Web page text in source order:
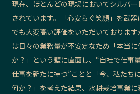
現在、ほとんどの現場においてシルバ
されています。「心安らぐ笑顔」を武器
でも大変高い評価をいただいておりま
は日々の業務量が不安定なため「本当
か？」という壁に直面し、“自社で仕事
仕事を新たに持つ”ことと「今、私たち
何か？」を考えた結果、水耕栽培事業